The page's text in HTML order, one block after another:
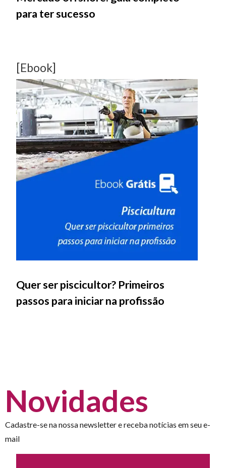
para ter sucesso
[Ebook]
Quer ser piscicultor? Primeiros
passos para iniciar na profissão
Novidades
Cadastre-se na nossa newsletter e receba notícias em seu e-
mail